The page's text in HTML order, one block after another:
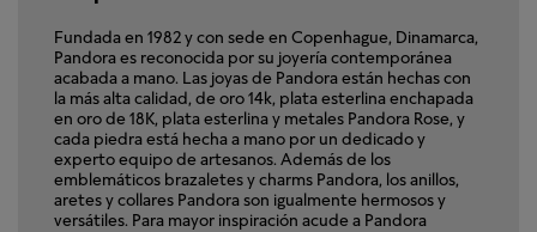
Fundada en 1982 y con sede en Copenhague, Dinamarca,
Pandora es reconocida por su joyería contemporánea
acabada a mano. Las joyas de Pandora están hechas con
la más alta calidad, de oro 14k, plata esterlina enchapada
en oro de 18K, plata esterlina y metales Pandora Rose, y
cada piedra está hecha a mano por un dedicado y
experto equipo de artesanos. Además de los
emblemáticos brazaletes y charms Pandora, los anillos,
aretes y collares Pandora son igualmente hermosos y
versátiles. Para mayor inspiración acude a Pandora